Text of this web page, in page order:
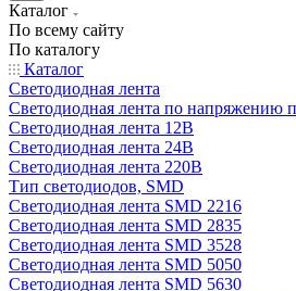
Каталог
По всему сайту
По каталогу
Каталог
Светодиодная лента
Светодиодная лента по напряжению
Светодиодная лента 12В
Светодиодная лента 24В
Светодиодная лента 220В
Тип светодиодов, SMD
Cветодиодная лента SMD 2216
Светодиодная лента SMD 2835
Светодиодная лента SMD 3528
Светодиодная лента SMD 5050
Светодиодная лента SMD 5630